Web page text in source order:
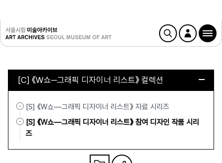
[C] 《W쇼─그래픽 디자이너 리스트》 컬렉션
[S] 《W쇼—그래픽 디자이너 리스트》 자료 시리즈
[S] 《W쇼—그래픽 디자이너 리스트》 참여 디자인 작품 시리
즈